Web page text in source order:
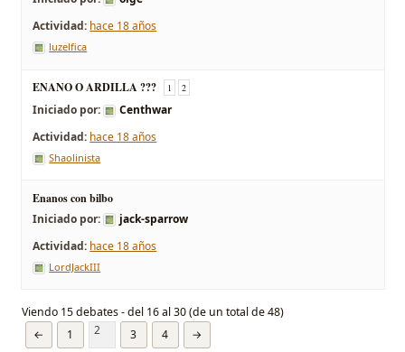
hace 18 años
luzelfica
ENANO O ARDILLA ??? 1 2
Iniciado por:
Centhwar
hace 18 años
Shaolinista
Enanos con bilbo
Iniciado por:
jack-sparrow
hace 18 años
LordJackIII
Viendo 15 debates - del 16 al 30 (de un total de 48)
←
1 2 3 4 →